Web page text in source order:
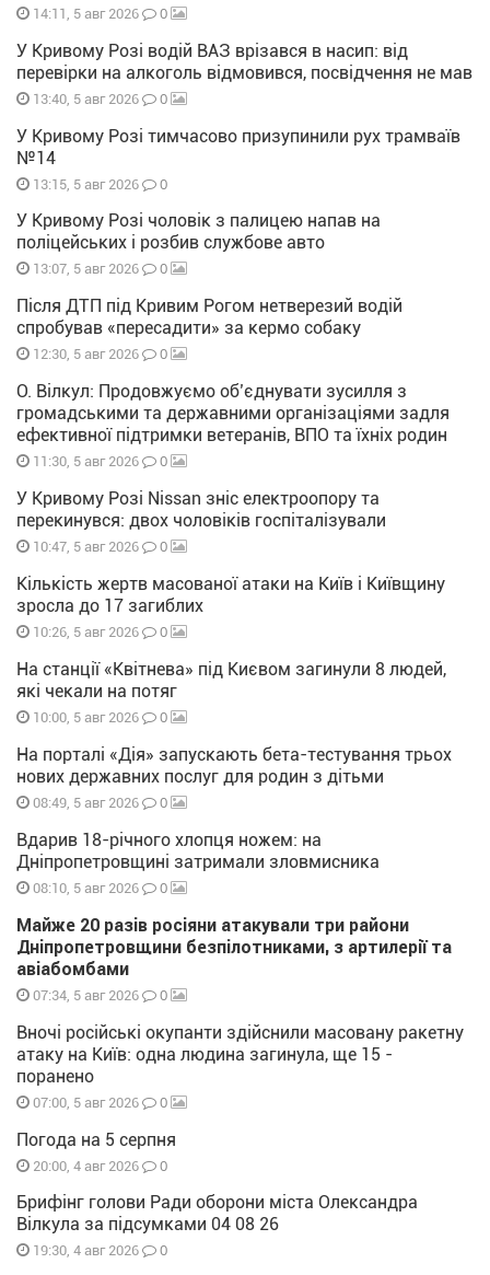
14:11, 5 авг 2026 0
У Кривому Розі водій ВАЗ врізався в насип: від
перевірки на алкоголь відмовився, посвідчення не мав
13:40, 5 авг 2026 0
У Кривому Розі тимчасово призупинили рух трамваїв
№14
13:15, 5 авг 2026 0
У Кривому Розі чоловік з палицею напав на
поліцейських і розбив службове авто
13:07, 5 авг 2026 0
Після ДТП під Кривим Рогом нетверезий водій
спробував «пересадити» за кермо собаку
12:30, 5 авг 2026 0
О. Вілкул: Продовжуємо об’єднувати зусилля з
громадськими та державними організаціями задля
ефективної підтримки ветеранів, ВПО та їхніх родин
11:30, 5 авг 2026 0
У Кривому Розі Nissan зніс електроопору та
перекинувся: двох чоловіків госпіталізували
10:47, 5 авг 2026 0
Кількість жертв масованої атаки на Київ і Київщину
зросла до 17 загиблих
10:26, 5 авг 2026 0
На станції «Квітнева» під Києвом загинули 8 людей,
які чекали на потяг
10:00, 5 авг 2026 0
На порталі «Дія» запускають бета-тестування трьох
нових державних послуг для родин з дітьми
08:49, 5 авг 2026 0
Вдарив 18-річного хлопця ножем: на
Дніпропетровщині затримали зловмисника
08:10, 5 авг 2026 0
Майже 20 разів росіяни атакували три райони
Дніпропетровщини безпілотниками, з артилерії та
авіабомбами
07:34, 5 авг 2026 0
Вночі російські окупанти здійснили масовану ракетну
атаку на Київ: одна людина загинула, ще 15 -
поранено
07:00, 5 авг 2026 0
Погода на 5 серпня
20:00, 4 авг 2026 0
Брифінг голови Ради оборони міста Олександра
Вілкула за підсумками 04 08 26
19:30, 4 авг 2026 0